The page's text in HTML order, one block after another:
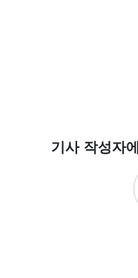
기사 작성자